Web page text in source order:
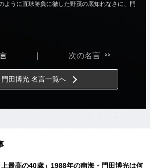
ように直球勝負に徹した野茂の底知れなさに、門
次の名言>>
門田博光 名言一覧へ
上最高の40歳」1988年の南海・門田博光は何